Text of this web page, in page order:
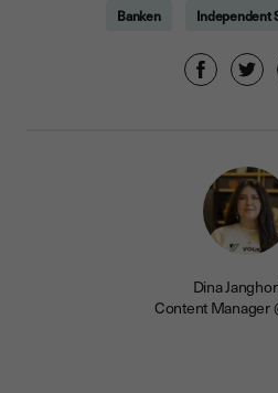
Banken Independent
Dina
Content Manager